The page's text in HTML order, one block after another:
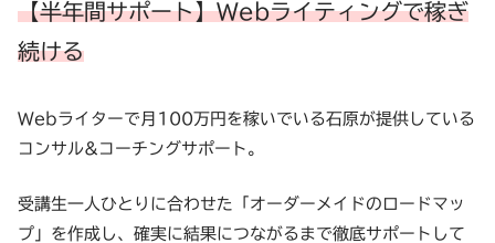
【半年間サポート】Webライティングで稼ぎ
続ける
Webライターで月100万円を稼いでいる石原が提供している
コンサル&コーチングサポート。
受講生一人ひとりに合わせた「オーダーメイドのロードマッ
プ」を作成し、確実に結果につながるまで徹底サポートして